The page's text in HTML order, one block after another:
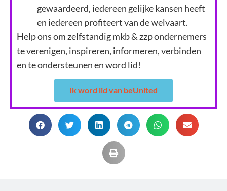
gewaardeerd, iedereen gelijke kansen heeft
en iedereen profiteert van de welvaart.
Help ons om zelfstandig mkb & zzp ondernemers
te verenigen, inspireren, informeren, verbinden
en te ondersteunen en word lid!
Ik word lid van beUnited